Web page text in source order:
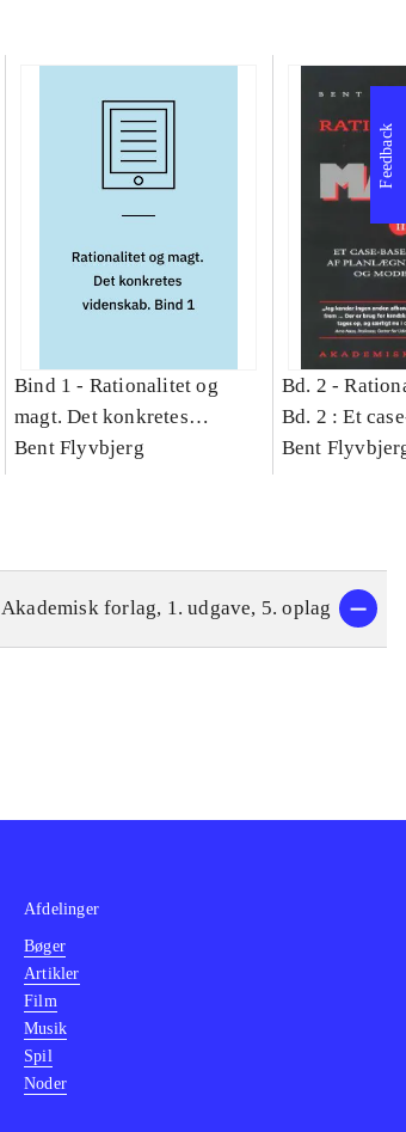
Bind 1 - Rationalitet og
magt. Det konkretes
videnskab. Bind 1
Bent Flyvbjerg
Bd. 2 -
Bd. 2 : Et
studie af
Bent
Akademisk forlag, 1. udgave, 5. oplag
Feedback
Afdelinger
Bøger
Artikler
Film
Musik
Spil
Noder